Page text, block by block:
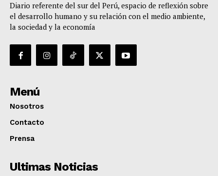
Diario referente del sur del Perú, espacio de reflexión sobre
el desarrollo humano y su relación con el medio ambiente,
la sociedad y la economía
Menú
Nosotros
Contacto
Prensa
Ultimas Noticias